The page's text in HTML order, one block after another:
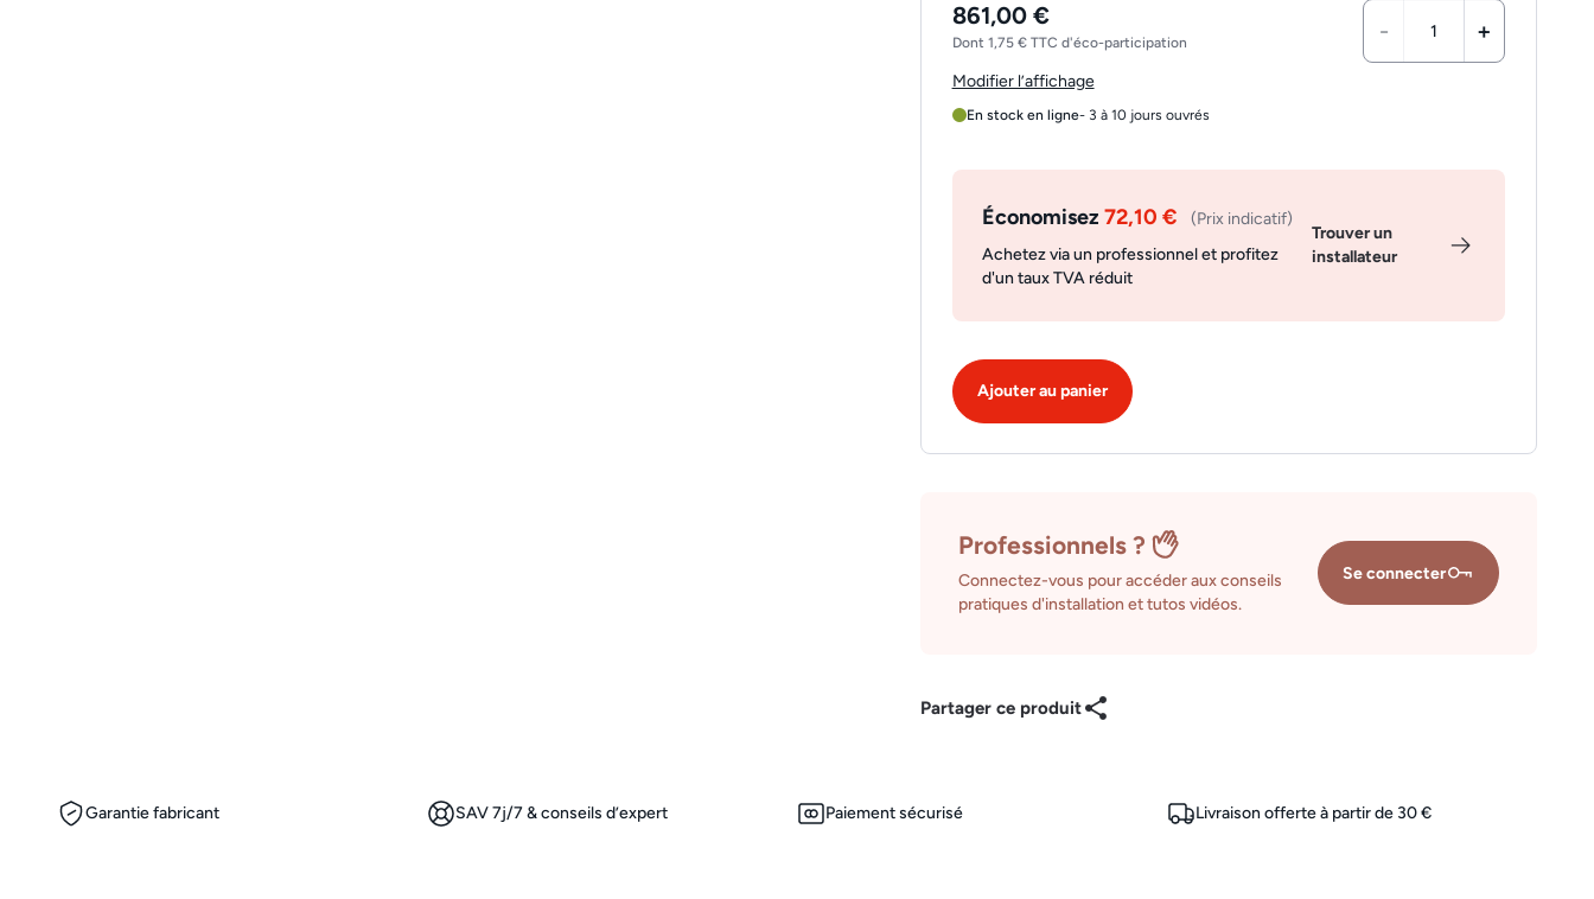
861,00 €
Dont 1,75 € TTC d'éco-participation - +
Modifier l’affichage
En stock en ligne- 3 à 10 jours ouvrés
Économisez72,10 €
(Prix indicatif)
Achetez via un professionnel et profitez
d'un taux TVA réduit
Trouver un
installateur
Ajouter au panier
Professionnels ?
Connectez-vous pour accéder aux conseils
pratiques d'installation et tutos vidéos.
Se connecter
Partager ce produit
Garantie fabricant SAV 7j/7 & conseils d’expert Paiement sécurisé Livraison offerte à partir de 30 €